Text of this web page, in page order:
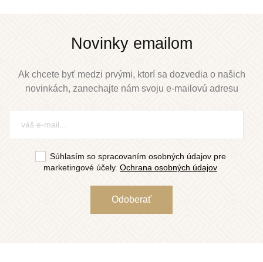
Novinky emailom
Ak chcete byť medzi prvými, ktorí sa dozvedia o našich
novinkách, zanechajte nám svoju e-mailovú adresu
Súhlasím so spracovaním osobných údajov pre
marketingové účely. Ochrana osobných údajov